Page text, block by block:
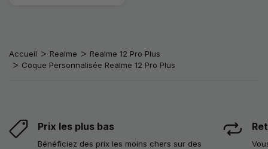
Accueil Realme
Realme 12 Pro Plus
Coque Personnalisée Realme 12 Pro Plus
Prix les plus bas
Bénéficiez des prix les moins chers sur des